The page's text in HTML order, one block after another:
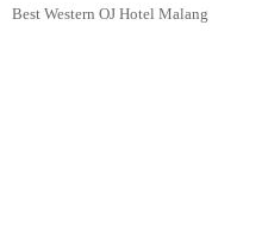
Best Western OJ Hotel Malang